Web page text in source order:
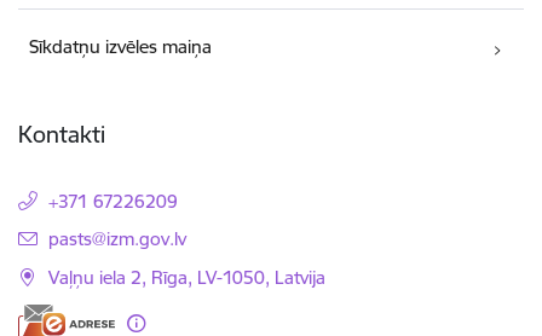
Sīkdatņu izvēles maiņa
Kontakti
+371 67226209
E-pasts:
pasts@izm.gov.lv
Vaļņu iela 2, Rīga, LV-1050, Latvija